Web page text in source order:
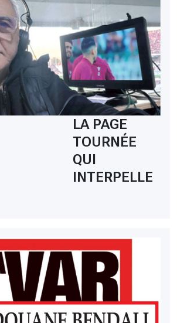
LA PAGE
TOURNÉE
QUI
INTERPELLE